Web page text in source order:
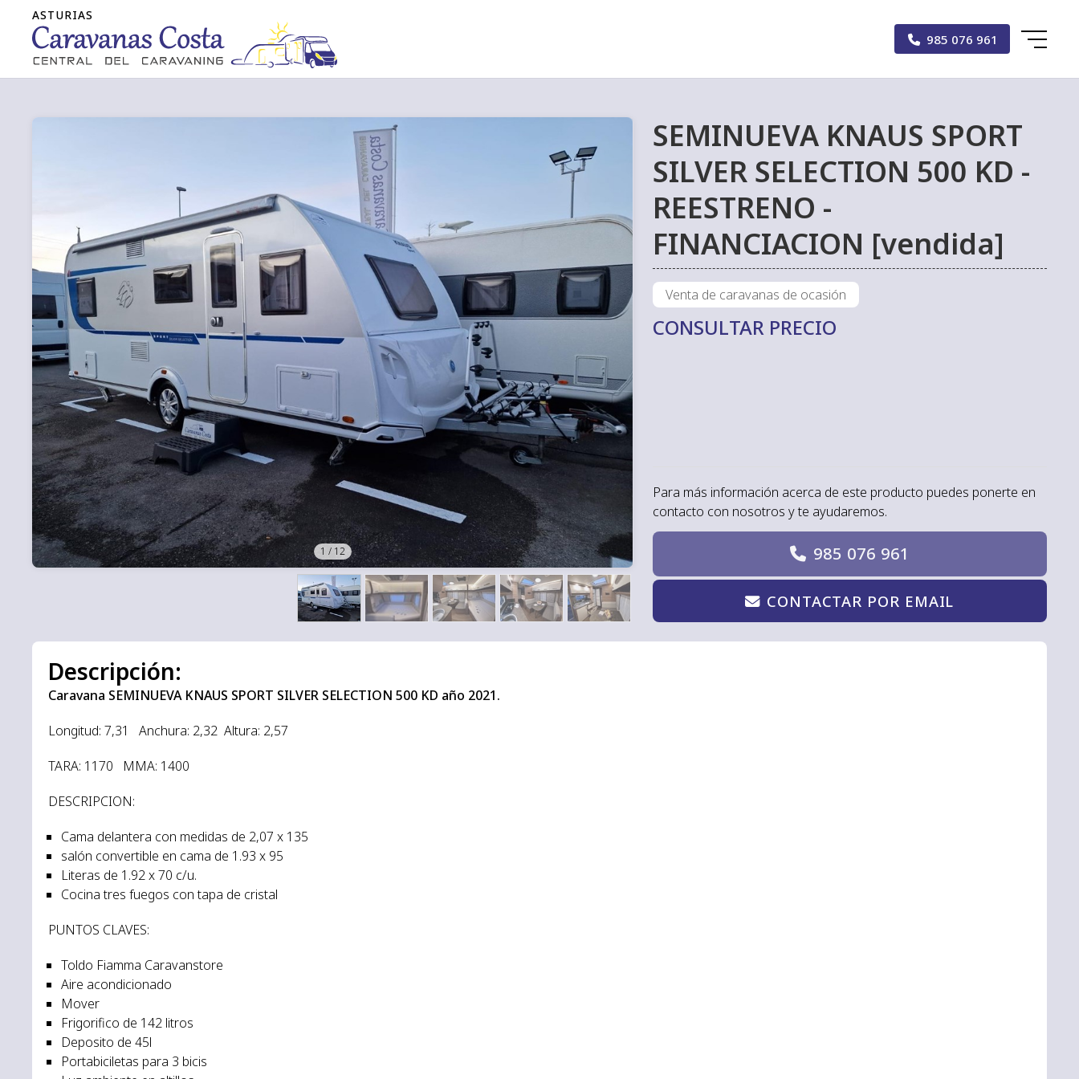
985 076 961
SEMINUEVA KNAUS SPORT
SILVER SELECTION 500 KD -
REESTRENO -
FINANCIACION [vendida]
1 / 12
Venta de caravanas de ocasión
CONSULTAR PRECIO
Para más información acerca de este producto puedes ponerte en
contacto con nosotros y te ayudaremos.
985 076 961
CONTACTAR POR EMAIL
Descripción:
Caravana SEMINUEVA KNAUS SPORT SILVER SELECTION 500 KD año 2021.
Longitud: 7,31 Anchura: 2,32 Altura: 2,57
TARA: 1170 MMA: 1400
DESCRIPCION:
Cama delantera con medidas de 2,07 x 135
salón convertible en cama de 1.93 x 95
Literas de 1.92 x 70 c/u.
Cocina tres fuegos con tapa de cristal
PUNTOS CLAVES:
Toldo Fiamma Caravanstore
Aire acondicionado
Mover
Frigorifico de 142 litros
Deposito de 45l
Portabiciletas para 3 bicis